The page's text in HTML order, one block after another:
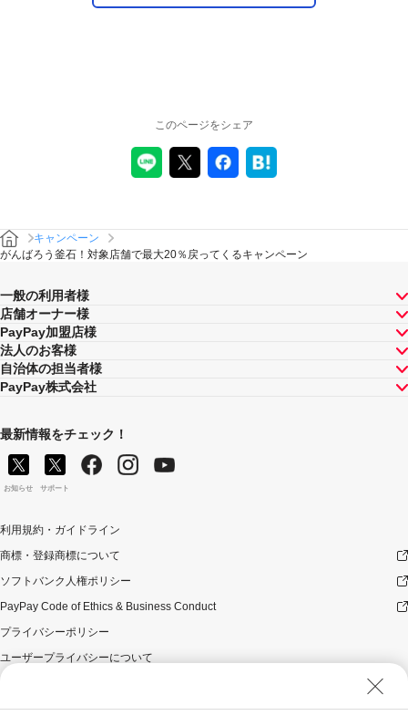
このページをシェア
キャンペーン
がんばろう釜石！対象店舗で最大20％戻ってくるキャンペーン
一般の利用者様
店舗オーナー様
PayPay加盟店様
法人のお客様
自治体の担当者様
PayPay株式会社
最新情報をチェック！
お知らせ サポート
利用規約・ガイドライン
商標・登録商標について
ソフトバンク人権ポリシー
PayPay Code of Ethics & Business Conduct
プライバシーポリシー
ユーザープライバシーについて
ウェブサイト利用規約